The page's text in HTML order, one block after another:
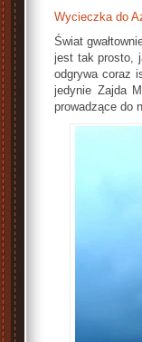
Wycieczka do
Świat
jest tak prosto,
odgrywa coraz
jedynie Zajda
prowadzące do